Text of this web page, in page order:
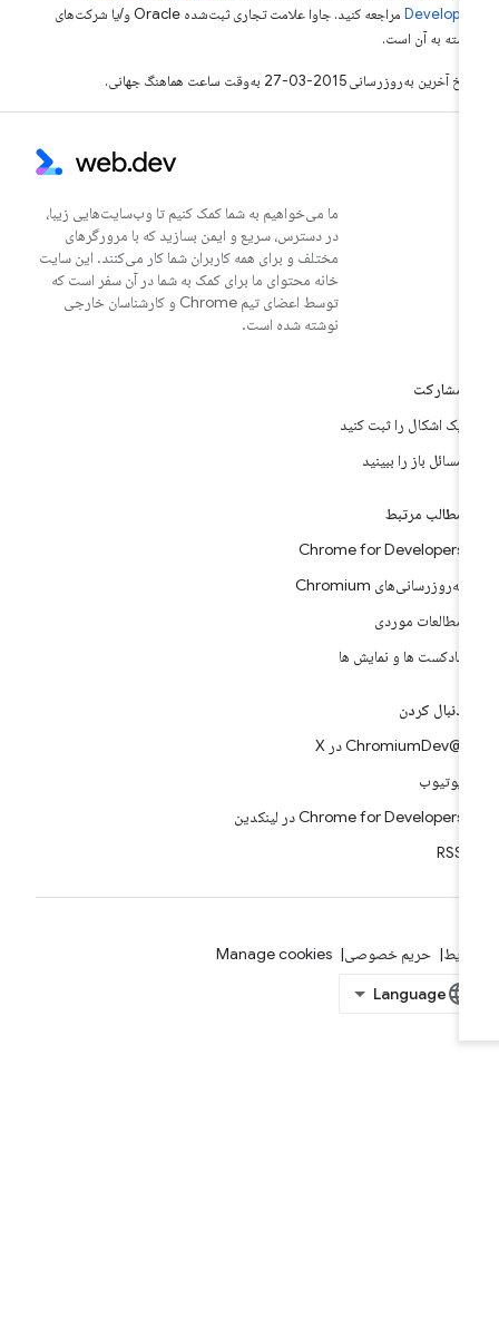
مراجعه کنید. جاوا علامت تجاری ثبت‌شده Oracle و/یا شرکت‌های
به آن است.
آخرین به‌روزرسانی 2015-03-27 به‌وقت ساعت هماهنگ جهانی.
ما می‌خواهیم به شما کمک کنیم تا وب‌سایت‌هایی زیبا،
در دسترس، سریع و ایمن بسازید که با مرورگرهای
مختلف و برای همه کاربران شما کار می‌کنند. این سایت
خانه محتوای ما برای کمک به شما در آن سفر است که
توسط اعضای تیم Chrome و کارشناسان خارجی
نوشته شده است.
مشارکت
یک اشکال را ثبت کنید
مسائل باز را ببینید
مطالب مرتبط
Chrome for Developers
به‌روزرسانی‌های Chromium
مطالعات موردی
پادکست ها و نمایش ها
دنبال کردن
یوتیوب
Chrome for Developers در لینکدین
حریم خصوصی Manage cookies